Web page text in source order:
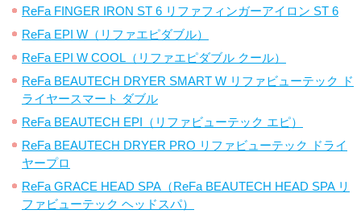
ReFa FINGER IRON ST 6 リファフィンガーアイロン ST 6
ReFa EPI W（リファエピダブル）
ReFa EPI W COOL（リファエピダブル クール）
ReFa BEAUTECH DRYER SMART W リファビューテック ド
ライヤースマート ダブル
ReFa BEAUTECH EPI（リファビューテック エピ）
ReFa BEAUTECH DRYER PRO リファビューテック ドライ
ヤープロ
ReFa GRACE HEAD SPA（ReFa BEAUTECH HEAD SPA リ
ファビューテック ヘッドスパ）